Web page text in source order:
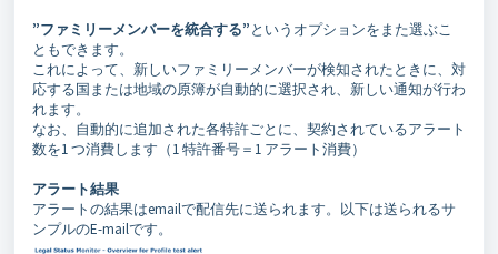
”ファミリーメンバーを統合する”というオプションをまた選ぶこ
ともできます。
これによって、新しいファミリーメンバーが検知されたときに、対
応する国または地域の原簿が自動的に選択され、新しい通知が行わ
れます。
なお、自動的に追加された各特許ごとに、契約されているアラート
数を1 つ消費します（1 特許番号＝1 アラート消費）
アラート結果
アラートの結果はemailで配信先に送られます。以下は送られるサ
ンプルのE-mailです。